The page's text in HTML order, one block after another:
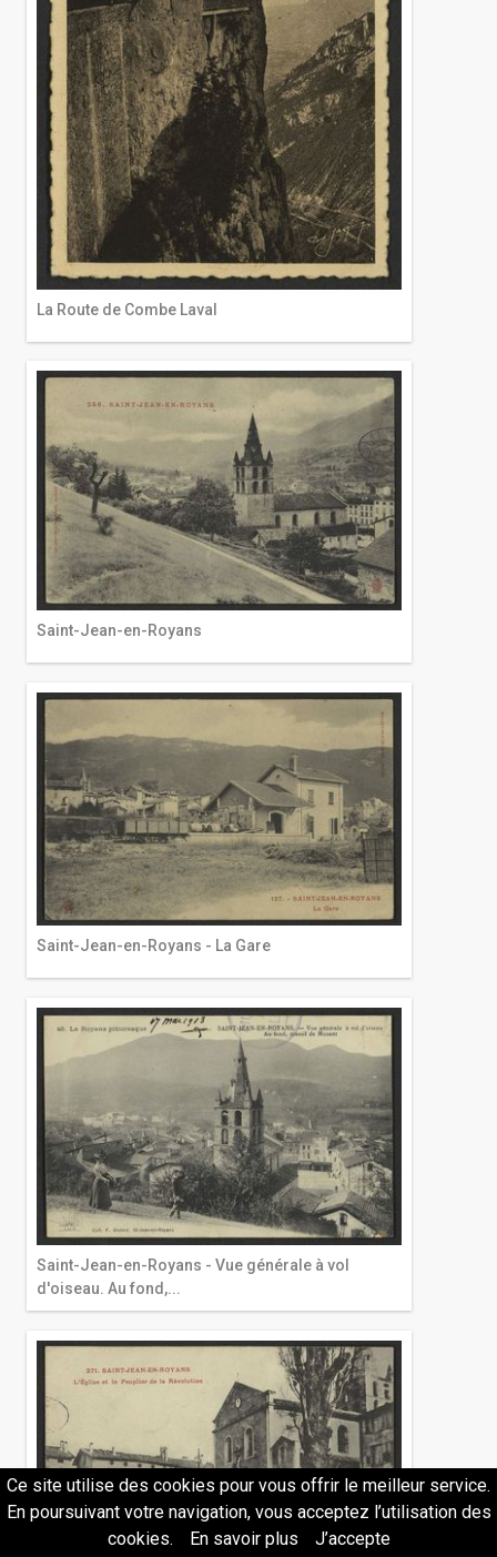
La Route de Combe Laval
Saint-Jean-en-Royans
Saint-Jean-en-Royans - La Gare
Saint-Jean-en-Royans - Vue générale à vol
d'oiseau. Au fond,...
Ce site utilise des cookies pour vous offrir le meilleur service.
En poursuivant votre navigation, vous acceptez l’utilisation des
cookies.
En savoir plus J’accepte